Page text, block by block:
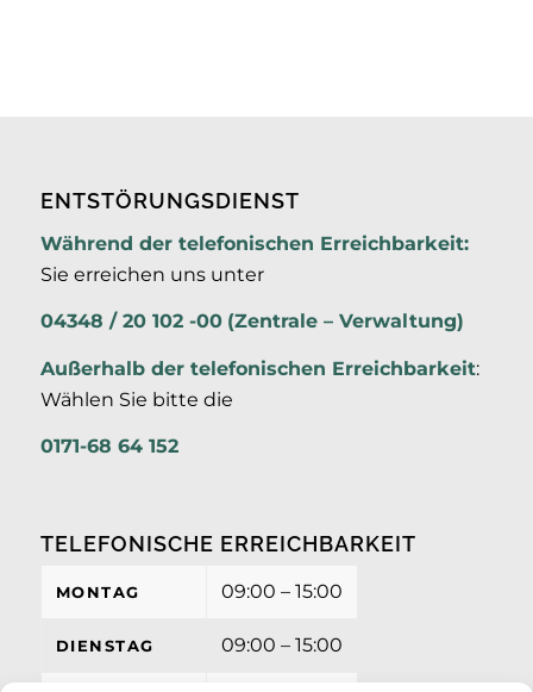
ENTSTÖRUNGSDIENST
Während der telefonischen Erreichbarkeit:
Sie erreichen uns unter
04348 / 20 102 -00 (Zentrale – Verwaltung)
Außerhalb der telefonischen Erreichbarkeit:
Wählen Sie bitte die
0171-68 64 152
TELEFONISCHE ERREICHBARKEIT
MONTAG 09:00 – 15:00
DIENSTAG 09:00 – 15:00